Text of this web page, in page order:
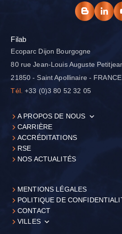
Filab
Ecoparc Dijon Bourgogne
80 rue Jean-Louis Auguste
21850 - Saint Apollinaire - FRANCE
Tél. +33 (0)3 80 52 32 05
A PROPOS DE NOUS
CARRIÈRE
ACCRÉDITATIONS
RSE
NOS ACTUALITÉS
MENTIONS LÉGALES
POLITIQUE DE
CONTACT
VILLES